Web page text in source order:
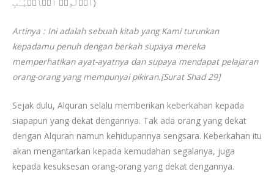
Artinya : Ini adalah sebuah kitab yang Kami turunkan
kepadamu penuh dengan berkah supaya mereka
memperhatikan ayat-ayatnya dan supaya mendapat pelajaran
orang-orang yang mempunyai pikiran.[Surat Shad 29]
Sejak dulu, Alquran selalu memberikan keberkahan kepada
siapapun yang dekat dengannya. Tak ada orang yang dekat
dengan Alquran namun kehidupannya sengsara. Keberkahan itu
akan mengantarkan kepada kemudahan segalanya, juga
kepada kesuksesan orang-orang yang dekat dengannya.